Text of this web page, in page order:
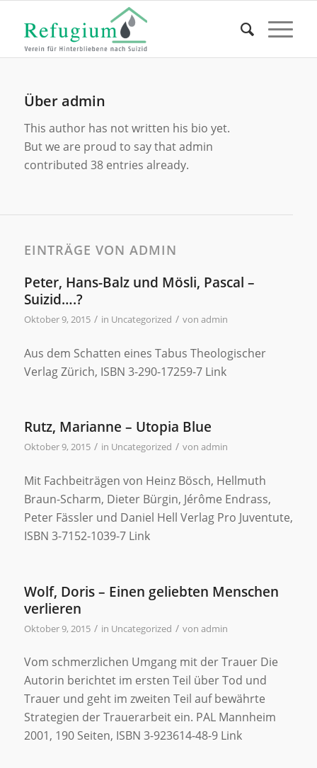
Über admin
This author has not written his bio yet.
But we are proud to say thatadmin
contributed 38 entries already.
EINTRÄGE VON ADMIN
Peter, Hans-Balz und Mösli, Pascal –
Suizid….?
Oktober 9, 2015 / in Uncategorized / von admin
Aus dem Schatten eines Tabus Theologischer
Verlag Zürich, ISBN 3-290-17259-7 Link
Rutz, Marianne – Utopia Blue
Oktober 9, 2015 / in Uncategorized / von admin
Mit Fachbeiträgen von Heinz Bösch, Hellmuth
Braun-Scharm, Dieter Bürgin, Jérôme Endrass,
Peter Fässler und Daniel Hell Verlag Pro Juventute,
ISBN 3-7152-1039-7 Link
Wolf, Doris – Einen geliebten Menschen
verlieren
Oktober 9, 2015 / in Uncategorized / von admin
Vom schmerzlichen Umgang mit der Trauer Die
Autorin berichtet im ersten Teil über Tod und
Trauer und geht im zweiten Teil auf bewährte
Strategien der Trauerarbeit ein. PAL Mannheim
2001, 190 Seiten, ISBN 3-923614-48-9 Link